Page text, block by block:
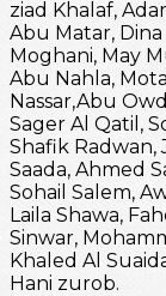
ziad Khalaf,
Abu Matar,
Moghani, May
Abu Nahla,
Nassar,Abu
Sager Al Qatil,
Shafik Radwan,
Saada, Ahmed
Sohail Salem,
Laila Shawa,
Sinwar,
Khaled Al
Hani zurob.